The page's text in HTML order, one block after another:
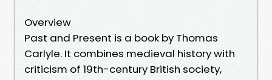
Overview
Past and Present is a book by Thomas
Carlyle. It combines medieval history with
criticism of 19th-century British society,